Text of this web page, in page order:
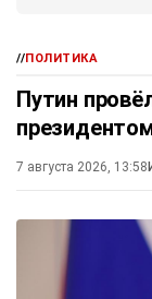
//ПОЛИТИКА
Путин
7 августа 2026, 13:58